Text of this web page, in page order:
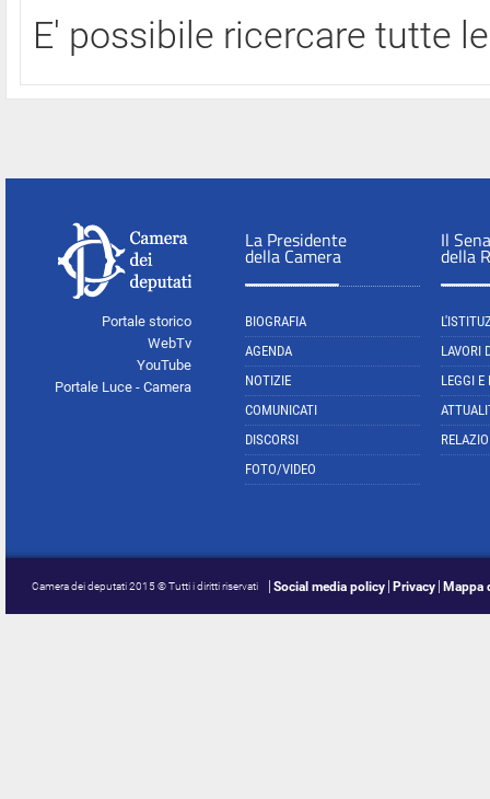
E' possibile ricercare tutte
Portale storico
WebTv
YouTube
Portale Luce - Camera
La Presidente
della Camera
BIOGRAFIA
AGENDA
NOTIZIE
COMUNICATI
DISCORSI
FOTO/VIDEO
Il
della
LAVORI
LEGGI E
Camera dei deputati 2015 © Tutti i diritti riservati Social media policy Privacy Mappa